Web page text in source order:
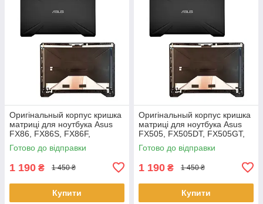
Оригінальный корпус кришка
матриці для ноутбука Asus
FX86, FX86S, FX86F,
FX86SF Series
Готово до відправки
1 190 ₴ 1 450 ₴
Купити
Оригінальный корпус кришка
матриці для ноутбука Asus
FX505, FX505DT, FX505GT,
FX505GE, FX505GD,
FX505DD
Готово до відправки
1 190 ₴ 1 450 ₴
Купити